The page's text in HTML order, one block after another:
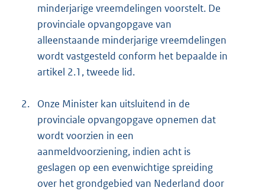
minderjarige vreemdelingen voorstelt. De
provinciale opvangopgave van
alleenstaande minderjarige vreemdelingen
wordt vastgesteld conform het bepaalde in
artikel 2.1, tweede lid.
2.
Onze Minister kan uitsluitend in de
provinciale opvangopgave opnemen dat
wordt voorzien in een
aanmeldvoorziening, indien acht is
geslagen op een evenwichtige spreiding
over het grondgebied van Nederland door